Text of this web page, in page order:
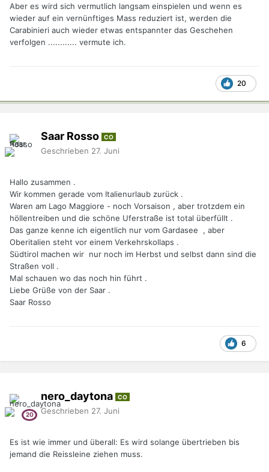
Aber es wird sich vermutlich langsam einspielen und wenn es
wieder auf ein vernünftiges Mass reduziert ist, werden die
Carabinieri auch wieder etwas entspannter das Geschehen
verfolgen ............ vermute ich.
20
Saar Rosso CO
Geschrieben 27. Juni
Hallo zusammen .
Wir kommen gerade vom Italienurlaub zurück .
Waren am Lago Maggiore - noch Vorsaison , aber trotzdem ein
höllentreiben und die schöne Uferstraße ist total überfüllt .
Das ganze kenne ich eigentlich nur vom Gardasee , aber
Oberitalien steht vor einem Verkehrskollaps .
Südtirol machen wir nur noch im Herbst und selbst dann sind die
Straßen voll .
Mal schauen wo das noch hin führt .
Liebe Grüße von der Saar .
Saar Rosso
6
nero_daytona CO
Geschrieben 27. Juni
Es ist wie immer und überall: Es wird solange übertrieben bis
jemand die Reissleine ziehen muss.